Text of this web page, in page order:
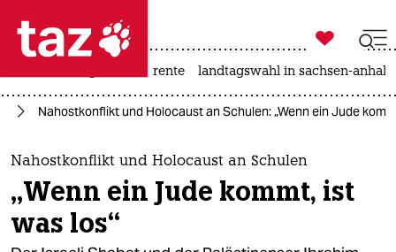
 taz zahl ich
taz zahl ich
themen
politik
öko

taz zahl ich
rente landtagswahl in sachsen-anhalt
Nahostkonflikt und Holocaust an Schulen: „Wenn ein Jude
Nahostkonflikt und Holocaust an Schulen
„Wenn ein Jude kommt, ist
was los“